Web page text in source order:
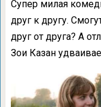
Супер милая
друг к другу.
друг от друга? А
Зои Казан